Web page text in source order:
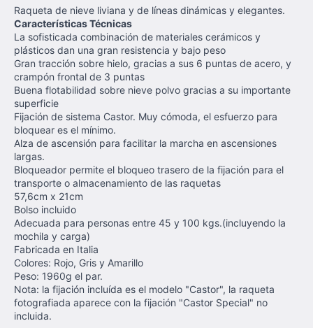
Raqueta de nieve liviana y de líneas dinámicas y elegantes.
Características Técnicas
La sofisticada combinación de materiales cerámicos y
plásticos dan una gran resistencia y bajo peso
Gran tracción sobre hielo, gracias a sus 6 puntas de acero, y
crampón frontal de 3 puntas
Buena flotabilidad sobre nieve polvo gracias a su importante
superficie
Fijación de sistema Castor. Muy cómoda, el esfuerzo para
bloquear es el mínimo.
Alza de ascensión para facilitar la marcha en ascensiones
largas.
Bloqueador permite el bloqueo trasero de la fijación para el
transporte o almacenamiento de las raquetas
57,6cm x 21cm
Bolso incluido
Adecuada para personas entre 45 y 100 kgs.(incluyendo la
mochila y carga)
Fabricada en Italia
Colores: Rojo, Gris y Amarillo
Peso: 1960g el par.
Nota: la fijación incluída es el modelo "Castor", la raqueta
fotografiada aparece con la fijación "Castor Special" no
incluida.